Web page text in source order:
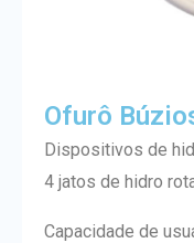
Ofurô
Dispositivos de
4 jatos de hidro
Capacidade de